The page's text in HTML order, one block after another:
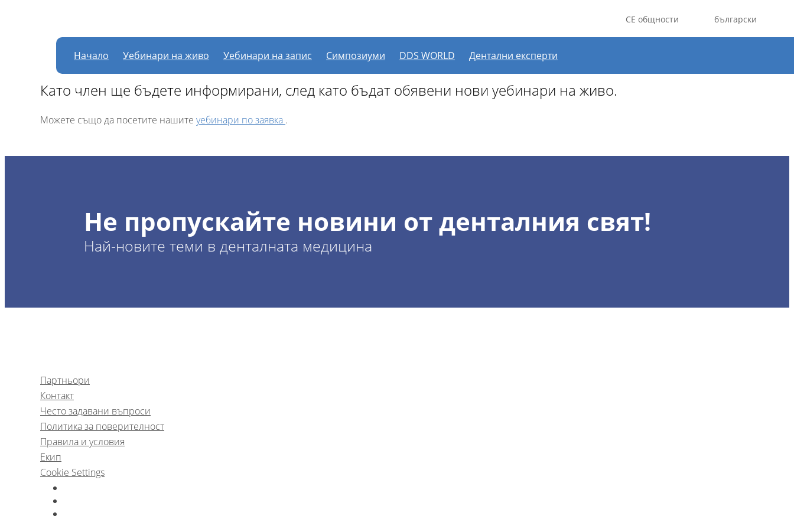
CE общности български
Начало Уебинари на живо Уебинари на запис Симпозиуми DDS WORLD Дентални експерти
В момента няма насрочени други уебинари за август.
Като член ще бъдете информирани, след като бъдат обявени нови уебинари на живо.
Можете също да посетите нашите уебинари по заявка .
Не пропускайте новини от денталния свят!
Най-новите теми в денталната медицина
Партньори
Контакт
Често задавани въпроси
Политика за поверителност
Правила и условия
Екип
Cookie Settings